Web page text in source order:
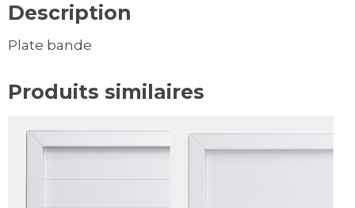
Description
Plate bande
Produits similaires